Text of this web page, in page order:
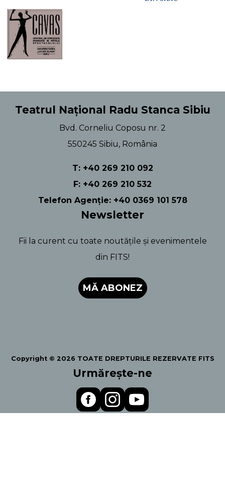
Teatrul Național Radu Stanca Sibiu
Bvd. Corneliu Coposu nr. 2
550245 Sibiu, România
T: +40 269 210 092
F: +40 269 210 532
Telefon Agenție: +40 0369 101 578
Newsletter
Fii la curent cu toate noutățile și evenimentele
din FITS!
MĂ ABONEZ
Copyright © 2026 TOATE DREPTURILE REZERVATE FITS
Urmărește-ne